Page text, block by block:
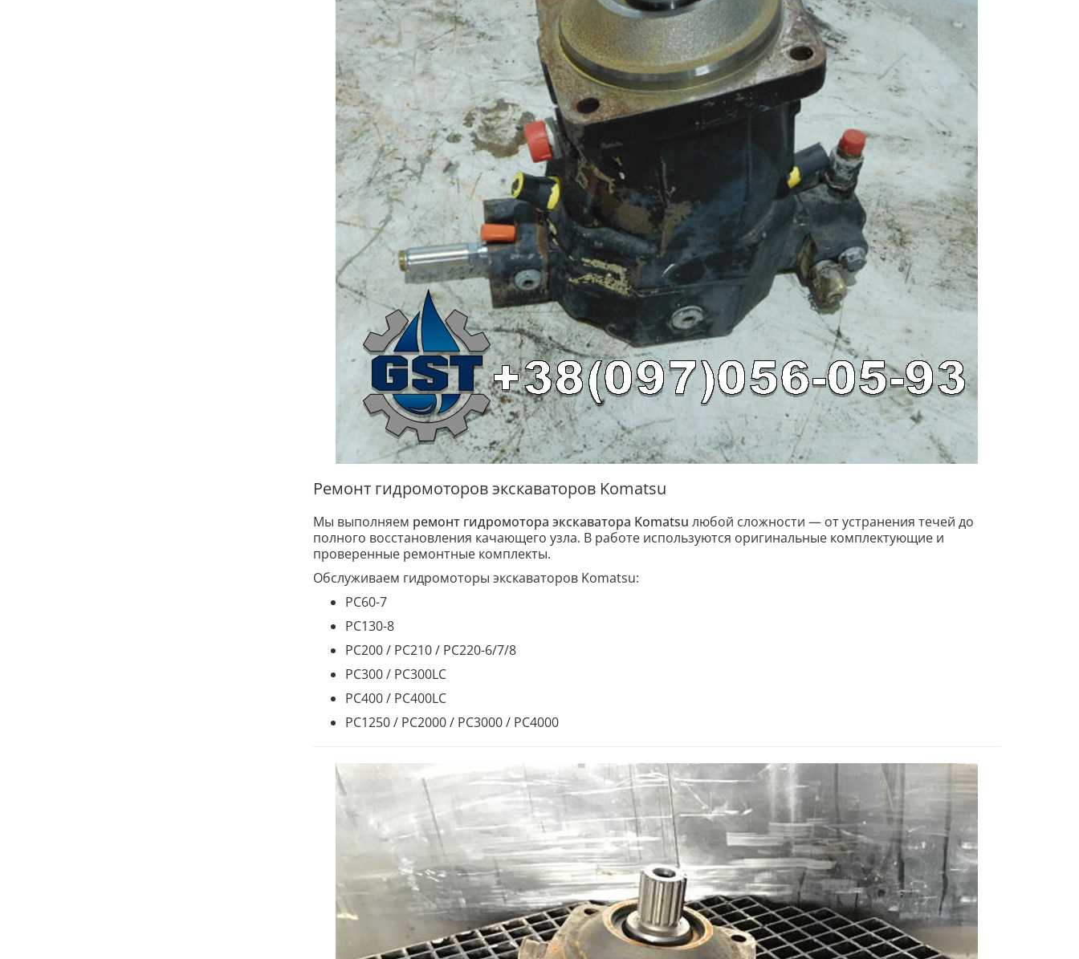
Ремонт гидромоторов экскаваторов Komatsu
Мы выполняем ремонт гидромотора экскаватора Komatsu любой сложности — от устранения течей до
полного восстановления качающего узла. В работе используются оригинальные комплектующие и
проверенные ремонтные комплекты.
Обслуживаем гидромоторы экскаваторов Komatsu:
PC60-7
PC130-8
PC200 / PC210 / PC220-6/7/8
PC300 / PC300LC
PC400 / PC400LC
PC1250 / PC2000 / PC3000 / PC4000